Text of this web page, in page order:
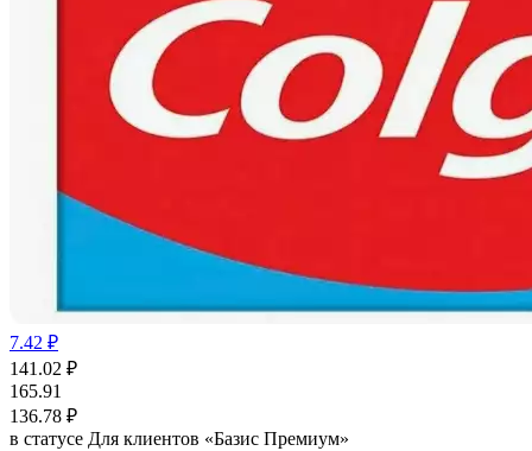
7.42 ₽
141.02 ₽
165.91
136.78 ₽
в статусе Для клиентов «Базис Премиум»